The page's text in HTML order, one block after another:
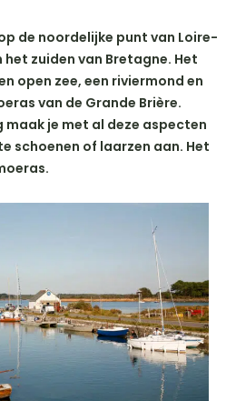
de noordelijke punt van Loire-
zuiden van Bretagne. Het
open zee, een riviermond en
van de Grande Brière.
maak je met al deze aspecten
schoenen of laarzen aan. Het